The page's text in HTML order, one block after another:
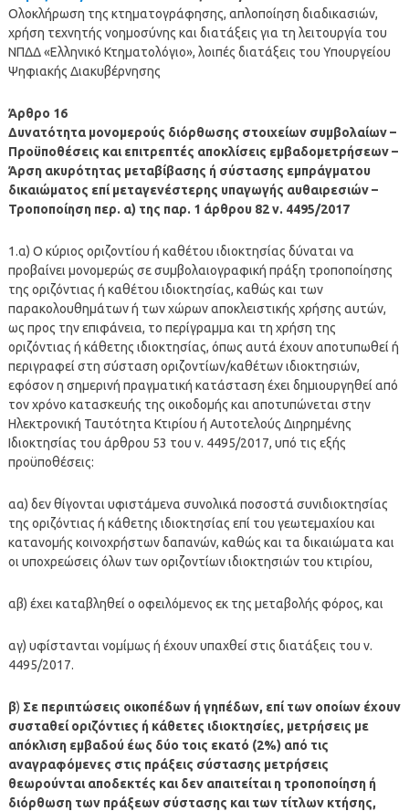
Ολοκλήρωση της κτηματογράφησης, απλοποίηση διαδικασιών,
χρήση τεχνητής νοημοσύνης και διατάξεις για τη λειτουργία του
ΝΠΔΔ «Ελληνικό Κτηματολόγιο», λοιπές διατάξεις του Υπουργείου
Ψηφιακής Διακυβέρνησης
Άρθρο 16
Δυνατότητα μονομερούς διόρθωσης στοιχείων συμβολαίων –
Προϋποθέσεις και επιτρεπτές αποκλίσεις εμβαδομετρήσεων –
Άρση ακυρότητας μεταβίβασης ή σύστασης εμπράγματου
δικαιώματος επί μεταγενέστερης υπαγωγής αυθαιρεσιών –
Τροποποίηση περ. α) της παρ. 1 άρθρου 82 ν. 4495/2017
1.α) Ο κύριος οριζοντίου ή καθέτου ιδιοκτησίας δύναται να
προβαίνει μονομερώς σε συμβολαιογραφική πράξη τροποποίησης
της οριζόντιας ή καθέτου ιδιοκτησίας, καθώς και των
παρακολουθημάτων ή των χώρων αποκλειστικής χρήσης αυτών,
ως προς την επιφάνεια, το περίγραμμα και τη χρήση της
οριζόντιας ή κάθετης ιδιοκτησίας, όπως αυτά έχουν αποτυπωθεί ή
περιγραφεί στη σύσταση οριζοντίων/καθέτων ιδιοκτησιών,
εφόσον η σημερινή πραγματική κατάσταση έχει δημιουργηθεί από
τον χρόνο κατασκευής της οικοδομής και αποτυπώνεται στην
Ηλεκτρονική Ταυτότητα Κτιρίου ή Αυτοτελούς Διηρημένης
Ιδιοκτησίας του άρθρου 53 του ν. 4495/2017, υπό τις εξής
προϋποθέσεις:
αα) δεν θίγονται υφιστάμενα συνολικά ποσοστά συνιδιοκτησίας
της οριζόντιας ή κάθετης ιδιοκτησίας επί του γεωτεμαχίου και
κατανομής κοινοχρήστων δαπανών, καθώς και τα δικαιώματα και
οι υποχρεώσεις όλων των οριζοντίων ιδιοκτησιών του κτιρίου,
αβ) έχει καταβληθεί ο οφειλόμενος εκ της μεταβολής φόρος, και
αγ) υφίστανται νομίμως ή έχουν υπαχθεί στις διατάξεις του ν.
4495/2017.
β) Σε περιπτώσεις οικοπέδων ή γηπέδων, επί των οποίων έχουν
συσταθεί οριζόντιες ή κάθετες ιδιοκτησίες, μετρήσεις με
απόκλιση εμβαδού έως δύο τοις εκατό (2%) από τις
αναγραφόμενες στις πράξεις σύστασης μετρήσεις
θεωρούνται αποδεκτές και δεν απαιτείται η τροποποίηση ή
διόρθωση των πράξεων σύστασης και των τίτλων κτήσης,